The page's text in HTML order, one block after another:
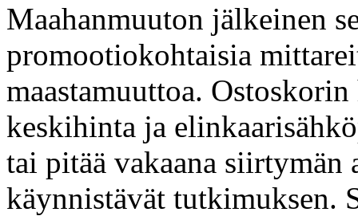
Maahanmuuton jälkeinen
promootiokohtaisia
maastamuuttoa.
keskihinta ja
tai pitää vakaana
käynnistävät tutkimuksen.